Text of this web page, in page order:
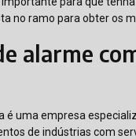
no ramo para obter os
alarme
é uma empresa
de indústrias com